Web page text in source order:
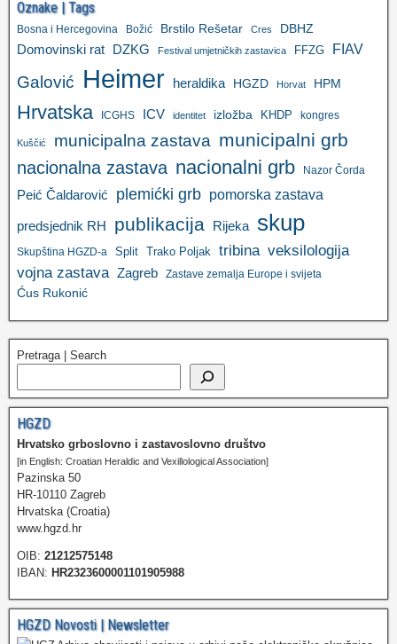
Oznake | Tags
Bosna i Hercegovina Božić Brstilo Rešetar Cres DBHZ
Domovinski rat DZKG Festival umjetničkih zastavica FFZG FIAV
Galović Heimer heraldika HGZD Horvat HPM
Hrvatska ICGHS ICV identitet izložba KHDP kongres
Kuščić municipalna zastava municipalni grb
nacionalna zastava nacionalni grb Nazor Čorda
Peić Čaldarović plemićki grb pomorska zastava
predsjednik RH publikacija Rijeka skup
Skupština HGZD-a Split Trako Poljak tribina veksilologija
vojna zastava Zagreb Zastave zemalja Europe i svijeta
Ćus Rukonić
Pretraga | Search
HGZD
Hrvatsko grboslovno i zastavoslovno društvo
[in English: Croatian Heraldic and Vexillological Association]
Pazinska 50
HR-10110 Zagreb
Hrvatska (Croatia)
www.hgzd.hr
OIB: 21212575148
IBAN: HR2323600001101905988
HGZD Novosti | Newsletter